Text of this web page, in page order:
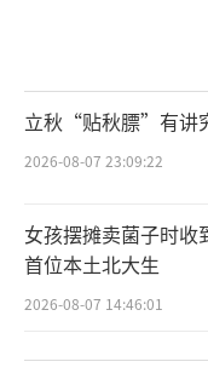
立秋“贴秋膘”有讲
2026-08-07 23:09:22
女孩摆摊卖菌子时收
首位本土北大生
2026-08-07 14:46:01